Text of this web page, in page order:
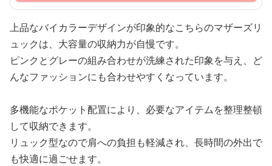
上品なバイカラーデザインが印象的なこちらのマザーズリ
ュックは、大容量の収納力が自慢です。
ピンクとグレーの組み合わせが洗練された印象を与え、ど
んなファッションにも合わせやすくなっています。
多機能なポケット配置により、必要なアイテムを整理整頓
して収納できます。
リュック型なので肩への負担も軽減され、長時間の外出で
も快適に過ごせます。